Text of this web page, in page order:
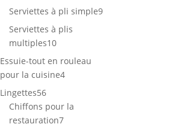
produits
Serviettes à pli simple99
Serviettes à plis
multiples1010
produits
Essuie-tout en rouleau
pour la cuisine44
Lingettes5656
produits
Chiffons pour la
restauration77